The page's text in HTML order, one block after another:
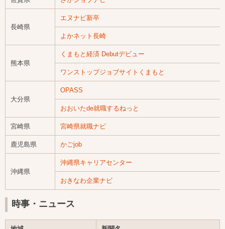
長崎県
エヌナビ新卒
よかネット長崎
熊本県
くまもと経済 Debutデビュー
ワンストップジョブサイトくまもと
大分県
OPASS
おおいたde就職するねっと
宮崎県 宮崎県就職ナビ
鹿児島県 かごjob
沖縄県
沖縄県キャリアセンター
おきなわ企業ナビ
時事・ニュース